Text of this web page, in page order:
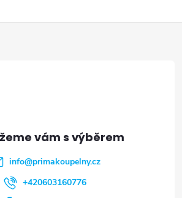
info@primakoupelny.cz
+420603160776